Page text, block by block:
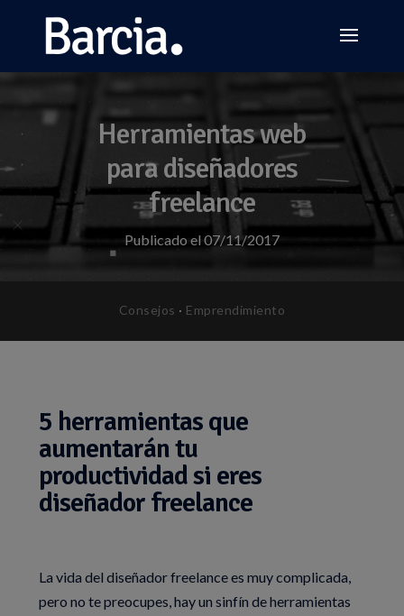
Herramientas web
para diseñadores
freelance
Publicado el 07/11/2017
Consejos · Emprendimiento
5 herramientas que
aumentarán tu
productividad si eres
diseñador freelance
La vida del diseñador freelance es muy complicada,
pero no te preocupes, hay un sinfín de herramientas